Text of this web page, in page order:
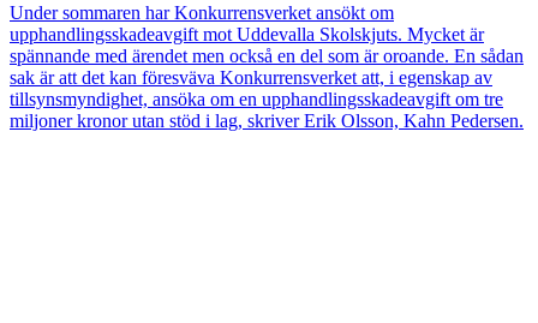
Under sommaren har Konkurrensverket ansökt om
upphandlingsskadeavgift mot Uddevalla Skolskjuts. Mycket är
spännande med ärendet men också en del som är oroande. En sådan
sak är att det kan föresväva Konkurrensverket att, i egenskap av
tillsynsmyndighet, ansöka om en upphandlingsskadeavgift om tre
miljoner kronor utan stöd i lag, skriver Erik Olsson, Kahn Pedersen.